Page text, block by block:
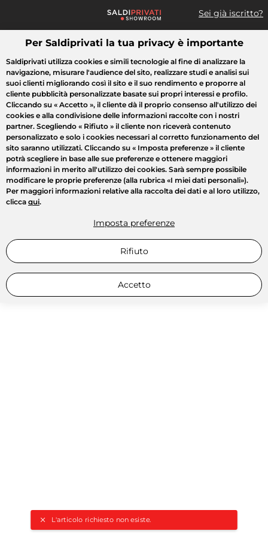
Sei già iscritto?
Cosa cerchi?
L'articolo richiesto non esiste.
Tutte le vendite Moda Casa Bellezza Elettrodomestici
Per Saldiprivati la tua privacy è importante
Saldiprivati utilizza cookies e simili tecnologie al fine di analizzare la
navigazione, misurare l'audience del sito, realizzare studi e analisi sui
suoi clienti migliorando così il sito e il suo rendimento e proporre al
cliente pubblicità personalizzate basate sui propri interessi e profilo.
Cliccando su « Accetto », il cliente dà il proprio consenso all'utilizzo dei
cookies e alla condivisione delle informazioni raccolte con i nostri
partner. Scegliendo « Rifiuto » il cliente non riceverà contenuto
personalizzato e solo i cookies necessari al corretto funzionamento del
sito saranno utilizzati. Cliccando su « Imposta preferenze » il cliente
potrà scegliere in base alle sue preferenze e ottenere maggiori
informazioni in merito all'utilizzo dei cookies. Sarà sempre possibile
modificare le proprie preferenze (alla rubrica «I miei dati personali»).
Per maggiori informazioni relative alla raccolta dei dati e al loro utilizzo,
clicca qui.
Imposta preferenze
Rifiuto
Accetto